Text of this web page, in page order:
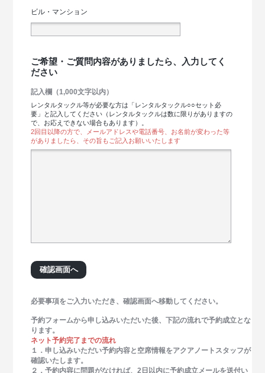
ビル・マンション
ご希望・ご質問内容がありましたら、入力してく
ださい
記入欄（1,000文字以内）
レンタルタックル等が必要な方は「レンタルタックル○○セット必
要」と記入してください（レンタルタックルは数に限りがありますの
で、お応えできない場合もあります）。
2回目以降の方で、メールアドレスや電話番号、お名前が変わった等
がありましたら、その旨もご記入お願いいたします
必要事項をご入力いただき、確認画面へ移動してください。
予約フォームから申し込みいただいた後、下記の流れで予約成立とな
ります。
ネット予約完了までの流れ
１．申し込みいただい予約内容と空席情報をアクアノートスタッフが
確認いたします。
２．予約内容に問題がなければ、2日以内に予約成立メールを送付い